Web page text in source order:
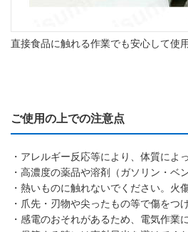
直接食品に触れる作業でも安心して使用
ご使用の上での注意点
・アレルギー反応等により、体質に
・高濃度の薬品や溶剤（ガソリン・
・熱いものに触れないでください。火
・爪先・刃物や尖ったもの等で傷を
・感電のおそれがあるため、電気作業